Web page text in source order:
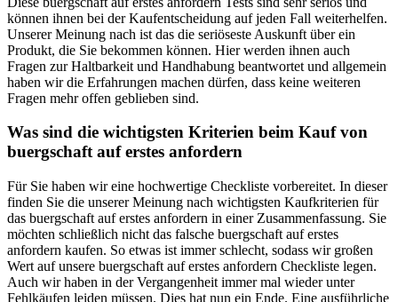
können ihnen bei der Kaufentscheidung auf jeden Fall weiterhelfen.
Unserer Meinung nach ist das die seriöseste Auskunft über ein
Produkt, die Sie bekommen können. Hier werden ihnen auch
Fragen zur Haltbarkeit und Handhabung beantwortet und allgemein
haben wir die Erfahrungen machen dürfen, dass keine weiteren
Fragen mehr offen geblieben sind.
Was sind die wichtigsten Kriterien beim Kauf von
buergschaft auf erstes anfordern
Für Sie haben wir eine hochwertige Checkliste vorbereitet. In dieser
finden Sie die unserer Meinung nach wichtigsten Kaufkriterien für
das buergschaft auf erstes anfordern in einer Zusammenfassung. Sie
möchten schließlich nicht das falsche buergschaft auf erstes
anfordern kaufen. So etwas ist immer schlecht, sodass wir großen
Wert auf unsere buergschaft auf erstes anfordern Checkliste legen.
Auch wir haben in der Vergangenheit immer mal wieder unter
Fehlkäufen leiden müssen. Dies hat nun ein Ende. Eine ausführliche